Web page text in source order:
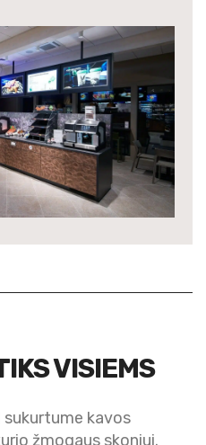
VISIEMS
kavos
žmogaus skoniui.